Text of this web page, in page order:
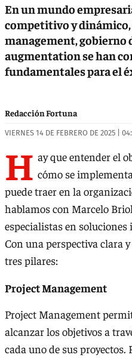
En un mundo
competitivo y
management, gobierno
augmentation se han
fundamentales para el
Redacción Fortuna
VIERNES 14 DE FEBRERO DE 2025 |
H ay que entender el
cómo se
puede traer en la
hablamos con Marcelo
especialistas en
Con una perspectiva clara
tres pilares:
Project Management
Project Management
alcanzar los objetivos a
cada uno de sus